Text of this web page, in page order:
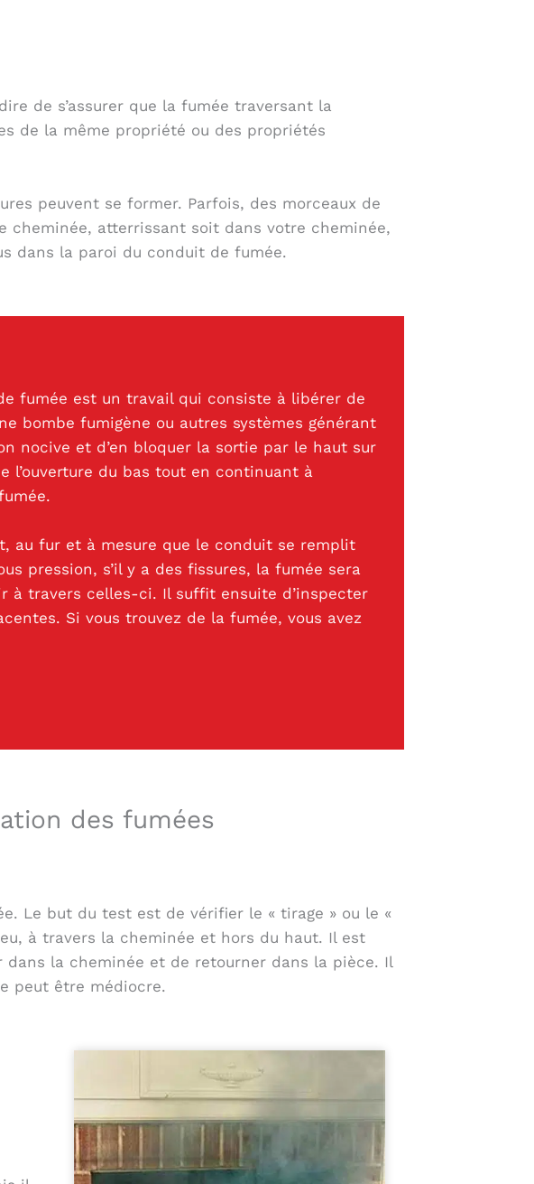
de s’assurer que la fumée traversant la
de la même propriété ou des propriétés
peuvent se former. Parfois, des morceaux de
atterrissant soit dans votre cheminée,
dans la paroi du conduit de fumée.
fumée est un travail qui consiste à libérer de
bombe fumigène ou autres systèmes générant
nocive et d’en bloquer la sortie par le haut sur
l’ouverture du bas tout en continuant à
au fur et à mesure que le conduit se remplit
pression, s’il y a des fissures, la fumée sera
à travers celles-ci. Il suffit ensuite d’inspecter
Si vous trouvez de la fumée, vous avez
des fumées
Le but du test est de vérifier le « tirage » ou le «
à travers la cheminée et hors du haut. Il est
la cheminée et de retourner dans la pièce. Il
peut être médiocre.